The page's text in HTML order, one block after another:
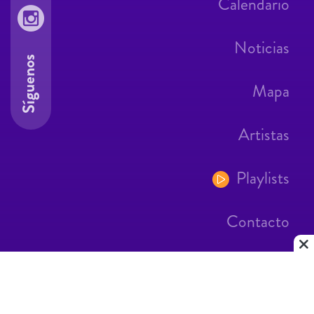
Noticias
Mapa
Artistas
Playlists
Contacto
Síguenos